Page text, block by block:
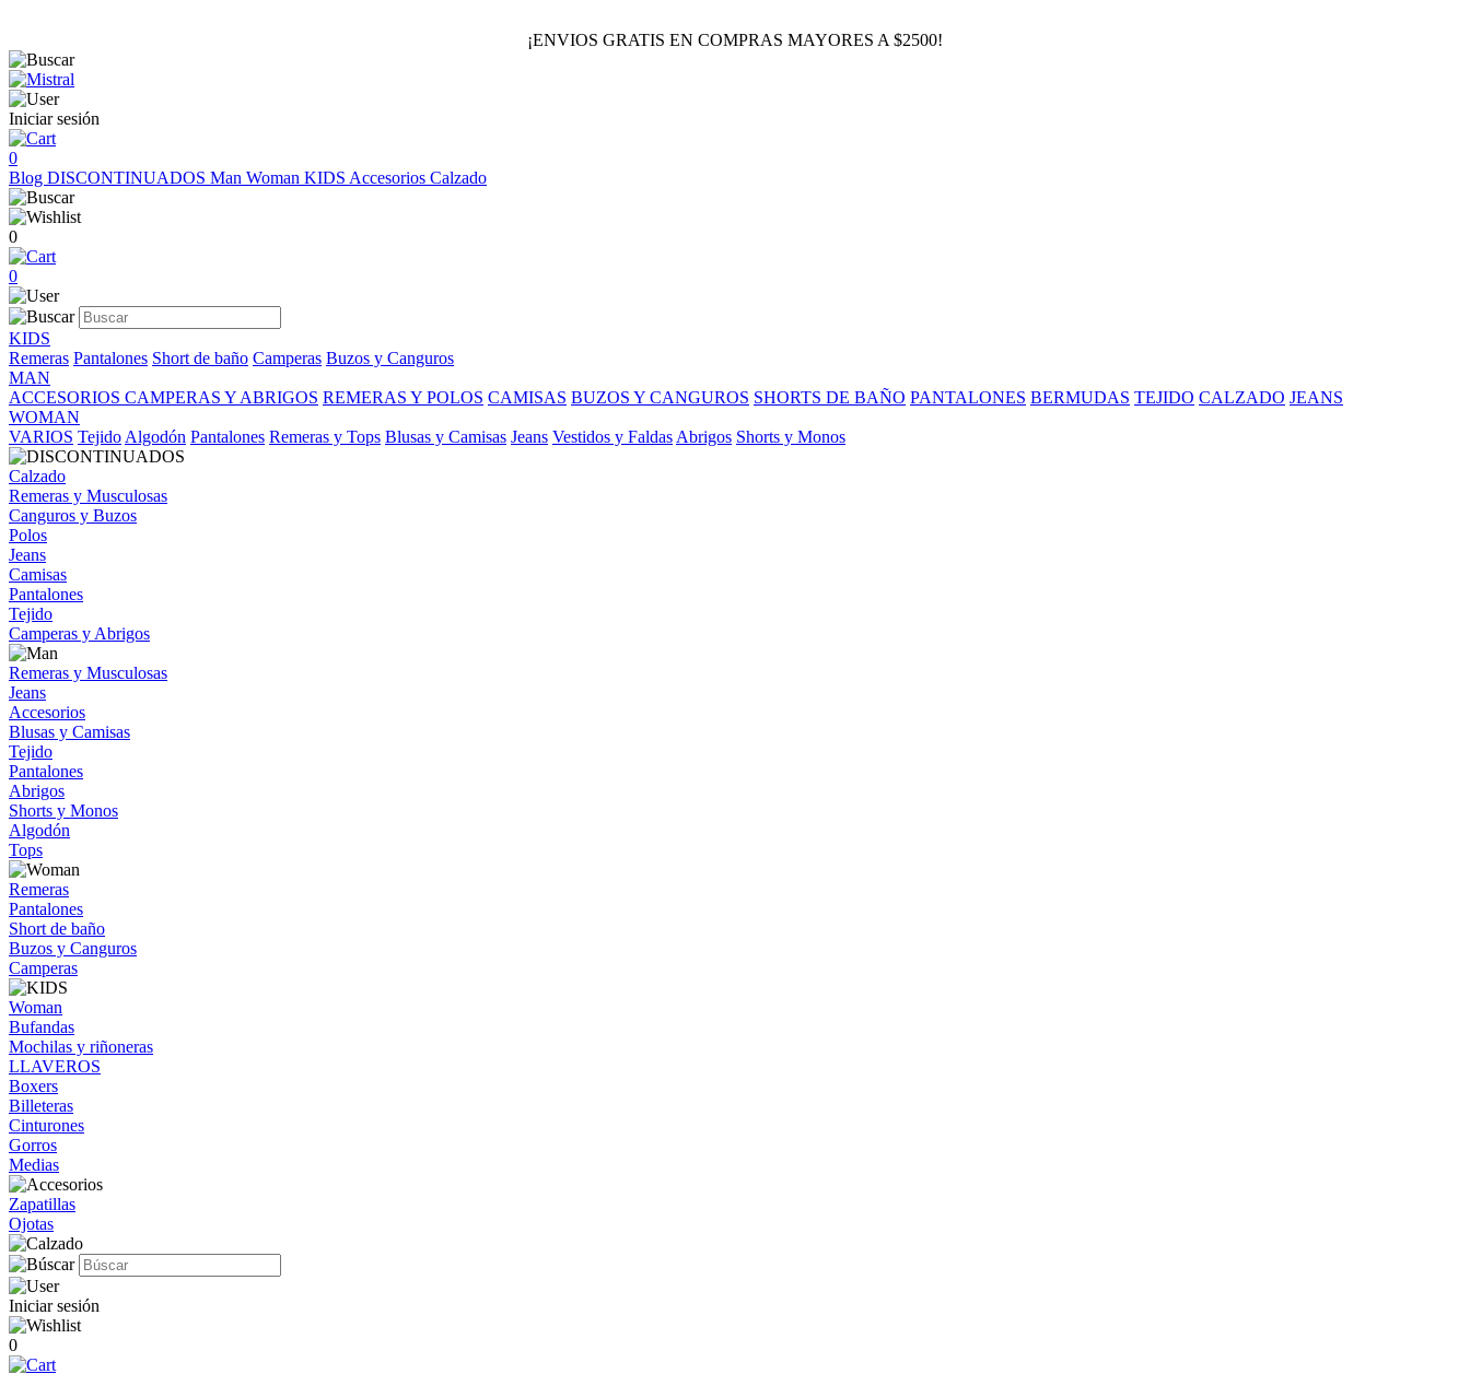
¡ENVIOS GRATIS EN COMPRAS MAYORES A $2500!
Iniciar sesión
0
Blog DISCONTINUADOS Man Woman KIDS Accesorios Calzado
0
0
KIDS
Remeras Pantalones Short de baño Camperas Buzos y Canguros
MAN
ACCESORIOS CAMPERAS Y ABRIGOS REMERAS Y POLOS CAMISAS BUZOS Y CANGUROS SHORTS DE BAÑO PANTALONES BERMUDAS TEJIDO CALZADO JEANS
WOMAN
VARIOS Tejido Algodón Pantalones Remeras y Tops Blusas y Camisas Jeans Vestidos y Faldas Abrigos Shorts y Monos
Calzado
Remeras y Musculosas
Canguros y Buzos
Polos
Jeans
Camisas
Pantalones
Tejido
Camperas y Abrigos
Remeras y Musculosas
Jeans
Accesorios
Blusas y Camisas
Tejido
Pantalones
Abrigos
Shorts y Monos
Algodón
Tops
Remeras
Pantalones
Short de baño
Buzos y Canguros
Camperas
Woman
Bufandas
Mochilas y riñoneras
LLAVEROS
Boxers
Billeteras
Cinturones
Gorros
Medias
Zapatillas
Ojotas
Iniciar sesión
0